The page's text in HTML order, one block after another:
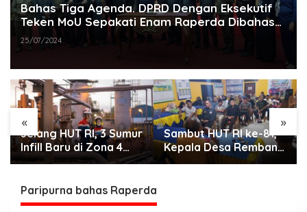
Bahas Tiga Agenda. DPRD Dengan Eksekutif
Teken MoU Sepakati Enam Raperda Dibahas
Lebih Lanjut
25/07/2024
« »
Jelang HUT RI, 3 Sumur
Infill Baru di Zona 4
Dukung Kedaulatan
Sambut HUT RI ke-81,
Kepala Desa Remban
Gelar Rapat Persiapan
Paripurna bahas Raperda